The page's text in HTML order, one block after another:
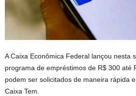
A Caixa Econômica Federal lançou nesta
programa de empréstimos de R$ 300 até
podem ser solicitados de maneira rápida
Caixa Tem.